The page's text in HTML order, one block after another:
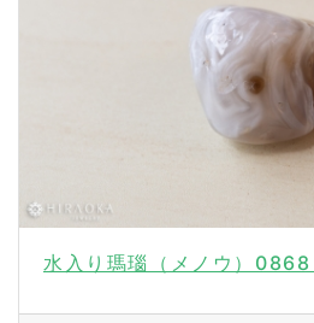
水入り瑪瑙（メノウ）